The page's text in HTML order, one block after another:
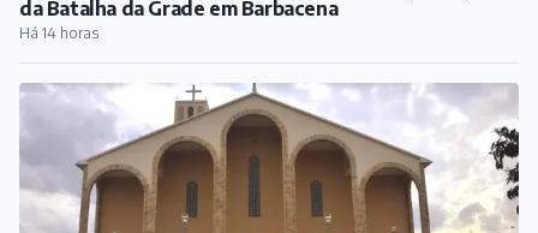
da Batalha da Grade em Barbacena
Há 14 horas